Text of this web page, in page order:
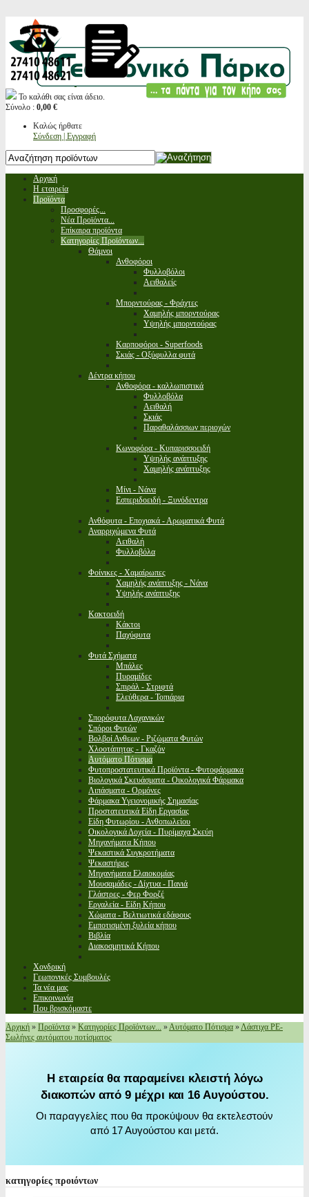
Το καλάθι σας είναι άδειο.
Σύνολο : 0,00 €
Καλώς ήρθατε
Σύνδεση | Εγγραφή
Αρχική
Η εταιρεία
Προϊόντα
Προσφορές...
Νέα Προϊόντα...
Επίκαιρα προϊόντα
Κατηγορίες Προϊόντων...
Θάμνοι
Ανθοφόροι
Φυλλοβόλοι
Αειθαλείς
Μπορντούρας - Φράχτες
Χαμηλής μπορντούρας
Υψηλής μπορντούρας
Καρποφόροι - Superfoods
Σκιάς - Οξύφυλλα φυτά
Δέντρα κήπου
Ανθοφόρα - καλλωπιστικά
Φυλλοβόλα
Αειθαλή
Σκιάς
Παραθαλάσσιων περιοχών
Κωνοφόρα - Κυπαρισσοειδή
Υψηλής ανάπτυξης
Χαμηλής ανάπτυξης
Μίνι - Νάνα
Εσπεριδοειδή - Ξυνόδεντρα
Ανθόφυτα - Εποχιακά - Αρωματικά Φυτά
Αναρριχώμενα Φυτά
Αειθαλή
Φυλλοβόλα
Φοίνικες - Χαμαίρωπες
Χαμηλής ανάπτυξης - Νάνα
Υψηλής ανάπτυξης
Κακτοειδή
Κάκτοι
Παχύφυτα
Φυτά Σχήματα
Μπάλες
Πυραμίδες
Σπιράλ - Στριφτά
Ελεύθερα - Τοπιάρια
Σπορόφυτα Λαχανικών
Σπόροι Φυτών
Βολβοί Ανθεων - Ριζώματα Φυτών
Χλοοτάπητας - Γκαζόν
Αυτόματο Πότισμα
Φυτοπροστατευτικά Προϊόντα - Φυτοφάρμακα
Βιολογικά Σκευάσματα - Οικολογικά Φάρμακα
Λιπάσματα - Ορμόνες
Φάρμακα Υγειονομικής Σημασίας
Προστατευτικά Είδη Εργασίας
Είδη Φυτωρίου - Ανθοπωλείου
Οικολογικά Δοχεία - Πυρίμαχα Σκεύη
Μηχανήματα Κήπου
Ψεκαστικά Συγκροτήματα
Ψεκαστήρες
Μηχανήματα Ελαιοκομίας
Μουσαμάδες - Δίχτυα - Πανιά
Γλάστρες - Φερ Φορζέ
Εργαλεία - Είδη Κήπου
Χώματα - Βελτιωτικά εδάφους
Εμποτισμένη ξυλεία κήπου
Βιβλία
Διακοσμητικά Κήπου
Χονδρική
Γεωπονικές Συμβουλές
Τα νέα μας
Επικοινωνία
Που βρισκόμαστε
Αρχική » Προϊόντα » Κατηγορίες Προϊόντων... »Αυτόματο Πότισμα »Λάστιχα PE-
Σωλήνες αυτόματου ποτίσματος
Η εταιρεία θα παραμείνει κλειστή λόγω
διακοπών από 9 μέχρι και 16 Αυγούστου.
Οι παραγγελίες που θα προκύψουν θα εκτελεστούν
από 17 Αυγούστου και μετά.
κατηγορίες προιόντων